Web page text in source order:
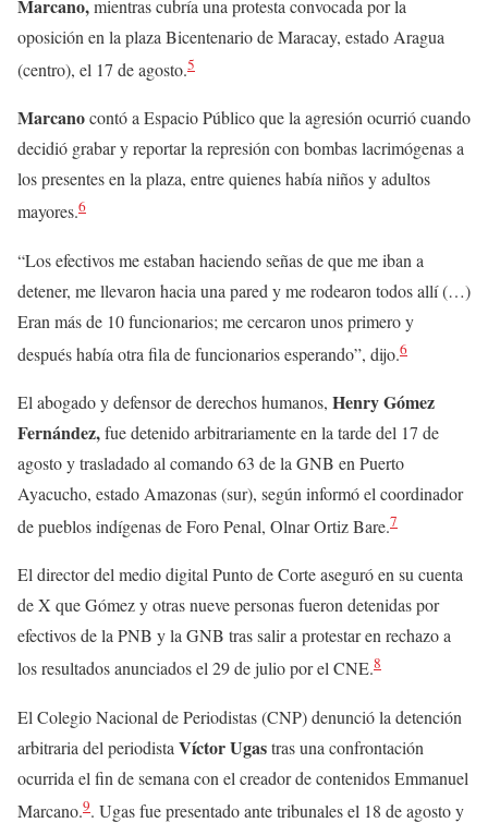
Marcano,mientras cubría una protesta convocada por la
oposición en la plaza Bicentenario de Maracay, estado Aragua
(centro), el 17 de agosto.5
Marcanocontó a Espacio Público que la agresión ocurrió cuando
decidió grabar y reportar la represión con bombas lacrimógenas a
los presentes en la plaza, entre quienes había niños y adultos
mayores.6
“Los efectivos me estaban haciendo señas de que me iban a
detener, me llevaron hacia una pared y me rodearon todos allí (…)
Eran más de 10 funcionarios; me cercaron unos primero y
después había otra fila de funcionarios esperando”, dijo.6
El abogado y defensor de derechos humanos, Henry Gómez
Fernández,fue detenido arbitrariamente en la tarde del 17 de
agosto y trasladado al comando 63 de la GNB en Puerto
Ayacucho, estado Amazonas (sur), según informó el coordinador
de pueblos indígenas de Foro Penal, Olnar Ortiz Bare.7
El director del medio digital Punto de Corte aseguró en su cuenta
de X que Gómez y otras nueve personas fueron detenidas por
efectivos de la PNB y la GNB tras salir a protestar en rechazo a
los resultados anunciados el 29 de julio por el CNE.8
El Colegio Nacional de Periodistas (CNP) denunció la detención
arbitraria del periodista Víctor Ugastras una confrontación
ocurrida el fin de semana con el creador de contenidos Emmanuel
Marcano.9. Ugas fue presentado ante tribunales el 18 de agosto y